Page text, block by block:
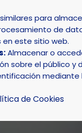
AYUNTAMIENTO LA
para
de
este sitio web.
Almacenar o
sobre el público
de Cookies
al